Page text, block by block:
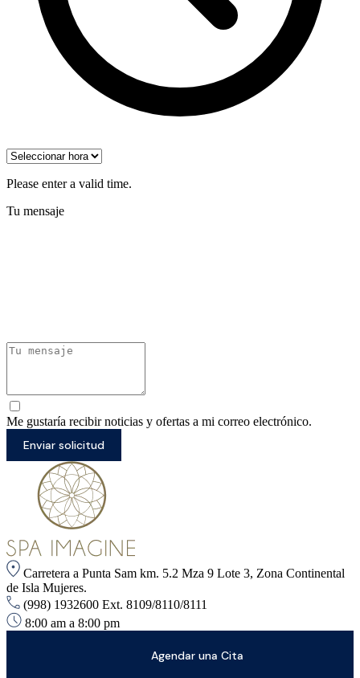
Please enter a valid time.
Tu mensaje
Me gustaría recibir noticias y ofertas a mi correo electrónico.
Enviar solicitud
Carretera a Punta Sam km. 5.2 Mza 9 Lote 3, Zona Continental
de Isla Mujeres.
(998) 1932600 Ext. 8109/8110/8111
8:00 am a 8:00 pm
Agendar una Cita